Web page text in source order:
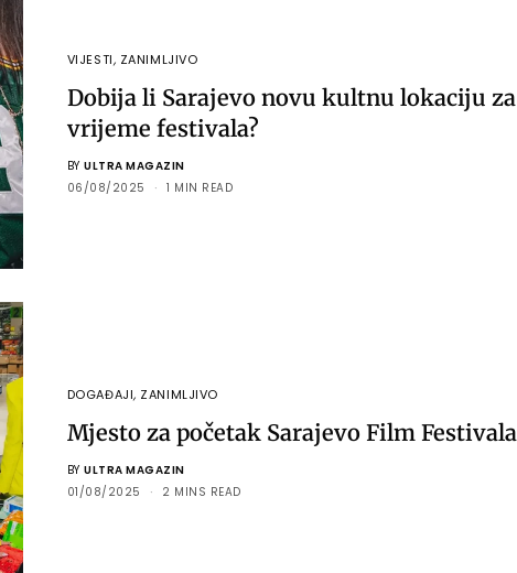
VIJESTI, ZANIMLJIVO
Dobija li Sarajevo novu kultnu lokaciju za
vrijeme festivala?
BY ULTRA MAGAZIN
06/08/2025
1 MIN READ
DOGAĐAJI, ZANIMLJIVO
Mjesto za početak Sarajevo Film Festivala
BY ULTRA MAGAZIN
01/08/2025
2 MINS READ